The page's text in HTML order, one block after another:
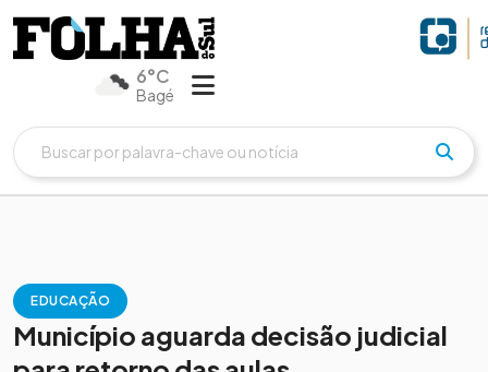
6°C
Bagé
EDUCAÇÃO
Município aguarda decisão judicial